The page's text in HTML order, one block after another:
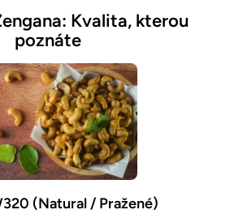
Kvalita, kterou
poznáte
(Natural / Pražené)